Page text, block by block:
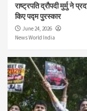
राष्ट्रपति द्रौपदी मुर्मु ने
किए पद्म पुरस्कार
June 24, 2026
News World India